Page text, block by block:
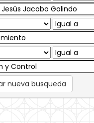
nueva busqueda